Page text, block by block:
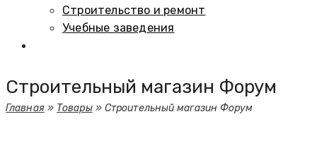
Строительство и ремонт
Учебные заведения
Строительный магазин Форум
Главная» Товары» Строительный магазин Форум